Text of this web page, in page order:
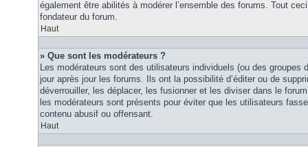
également être abilités à modérer l’ensemble des forums. Tout
fondateur du forum.
Haut
» Que sont les modérateurs ?
Les modérateurs sont des utilisateurs individuels (ou des groupes
jour après jour les forums. Ils ont la possibilité d’éditer ou de
déverrouiller, les déplacer, les fusionner et les diviser dans le
les modérateurs sont présents pour éviter que les utilisateurs
contenu abusif ou offensant.
Haut